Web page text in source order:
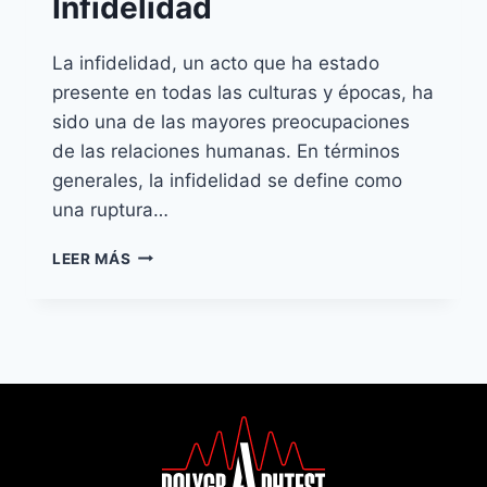
La infidelidad, un acto que ha estado
presente en todas las culturas y épocas, ha
sido una de las mayores preocupaciones
de las relaciones humanas. En términos
generales, la infidelidad se define como
una ruptura…
LEER MÁS INFIDELIDAD